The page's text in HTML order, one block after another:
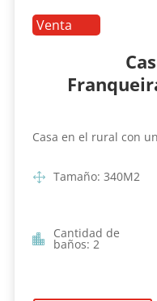
Venta
Casa en el rural con
Tamaño: 340M2
Cantidad de
baños: 2